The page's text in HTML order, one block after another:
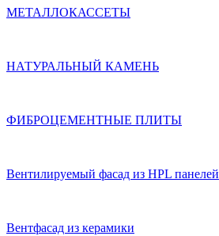
МЕТАЛЛОКАССЕТЫ
НАТУРАЛЬНЫЙ КАМЕНЬ
ФИБРОЦЕМЕНТНЫЕ ПЛИТЫ
Вентилируемый фасад из HPL панелей
Вентфасад из керамики